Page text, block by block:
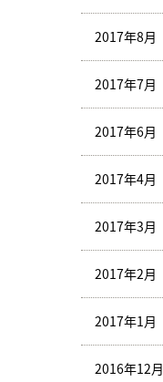
2017年8月
2017年7月
2017年6月
2017年4月
2017年3月
2017年2月
2017年1月
2016年12月